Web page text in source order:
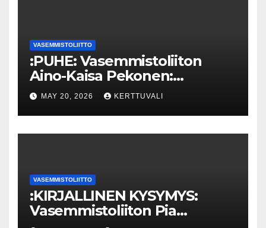
VASEMMISTOLIITTO
:PUHE: Vasemmistoliiton
Aino-Kaisa Pekonen:
Eriarvoistumisen
pysäyttäminen luo
turvallisuutta
MAY 20, 2026 KERTTUVALI
VASEMMISTOLIITTO
:KIRJALLINEN KYSYMYS:
Vasemmistoliiton Pia